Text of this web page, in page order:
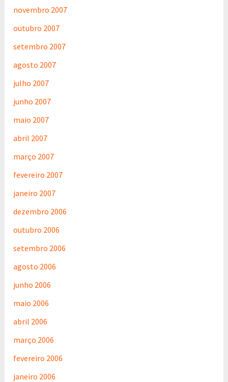
novembro 2007
outubro 2007
setembro 2007
agosto 2007
julho 2007
junho 2007
maio 2007
abril 2007
março 2007
fevereiro 2007
janeiro 2007
dezembro 2006
outubro 2006
setembro 2006
agosto 2006
junho 2006
maio 2006
abril 2006
março 2006
fevereiro 2006
janeiro 2006